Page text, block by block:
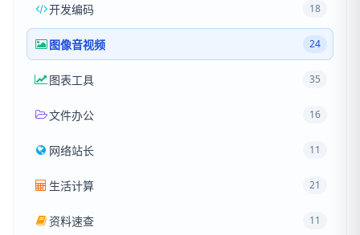
开发编码 18
图像音视频 24
图表工具 35
文件办公 16
网络站长 11
生活计算 21
资料速查 11